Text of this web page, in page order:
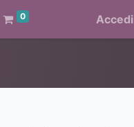
0 Accedi